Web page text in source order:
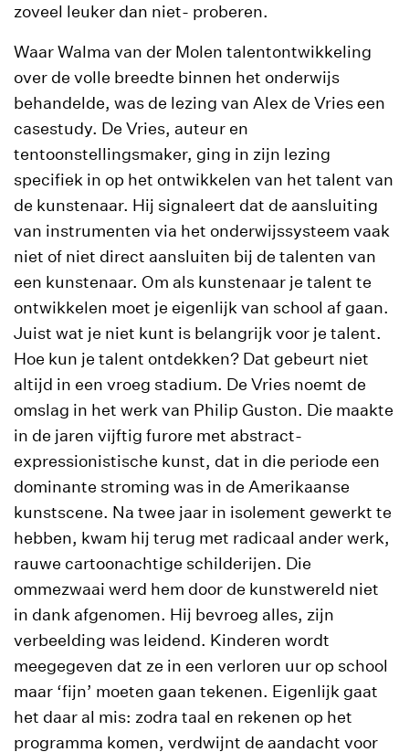
zoveel leuker dan niet- proberen.
Waar Walma van der Molen talentontwikkeling
over de volle breedte binnen het onderwijs
behandelde, was de lezing van Alex de Vries een
casestudy. De Vries, auteur en
tentoonstellingsmaker, ging in zijn lezing
specifiek in op het ontwikkelen van het talent van
de kunstenaar. Hij signaleert dat de aansluiting
van instrumenten via het onderwijssysteem vaak
niet of niet direct aansluiten bij de talenten van
een kunstenaar. Om als kunstenaar je talent te
ontwikkelen moet je eigenlijk van school af gaan.
Juist wat je niet kunt is belangrijk voor je talent.
Hoe kun je talent ontdekken? Dat gebeurt niet
altijd in een vroeg stadium. De Vries noemt de
omslag in het werk van Philip Guston. Die maakte
in de jaren vijftig furore met abstract-
expressionistische kunst, dat in die periode een
dominante stroming was in de Amerikaanse
kunstscene. Na twee jaar in isolement gewerkt te
hebben, kwam hij terug met radicaal ander werk,
rauwe cartoonachtige schilderijen. Die
ommezwaai werd hem door de kunstwereld niet
in dank afgenomen. Hij bevroeg alles, zijn
verbeelding was leidend. Kinderen wordt
meegegeven dat ze in een verloren uur op school
maar ‘fijn’ moeten gaan tekenen. Eigenlijk gaat
het daar al mis: zodra taal en rekenen op het
programma komen, verdwijnt de aandacht voor